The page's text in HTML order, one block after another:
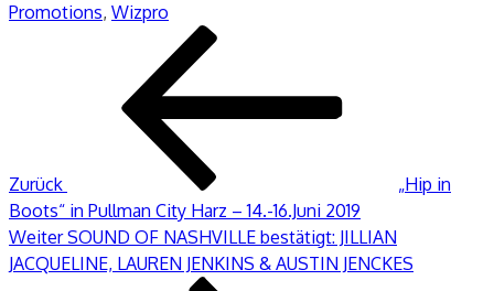
Promotions, Wizpro
Beitragsnavigation
Zurück
„Hip in
Boots“ in Pullman City Harz – 14.-16.Juni 2019
Nächster
Beitrag
Weiter SOUND OF NASHVILLE bestätigt: JILLIAN
JACQUELINE, LAUREN JENKINS & AUSTIN JENCKES